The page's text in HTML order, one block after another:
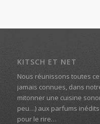
KITSCH ET NET
Nous réunissons toutes
jamais connues, dans
mitonner une cuisine
peu…) aux parfums
pour le rire…